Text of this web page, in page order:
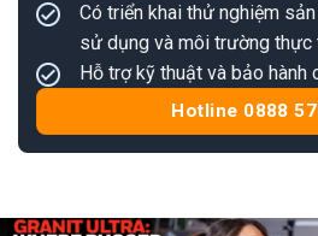
Có triển khai thử nghiệm
sử dụng và môi trường thực
Hỗ trợ kỹ thuật và bảo hành
Hotline 0888